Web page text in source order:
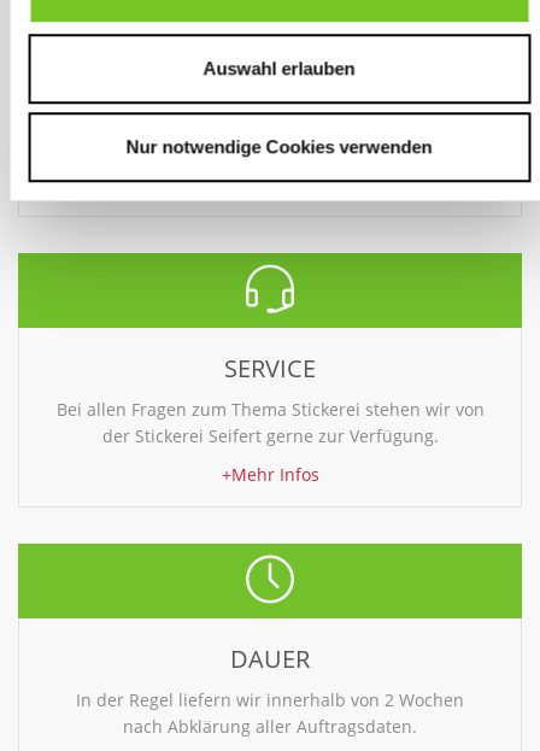
Auswahl erlauben
Nur notwendige Cookies verwenden
Versandkosten an. Darunter erheben wir eine
Pauschale von 8.-- € pro Bestellung.
+Mehr Infos
SERVICE
Bei allen Fragen zum Thema Stickerei stehen wir von
der Stickerei Seifert gerne zur Verfügung.
+Mehr Infos
DAUER
In der Regel liefern wir innerhalb von 2 Wochen
nach Abklärung aller Auftragsdaten.